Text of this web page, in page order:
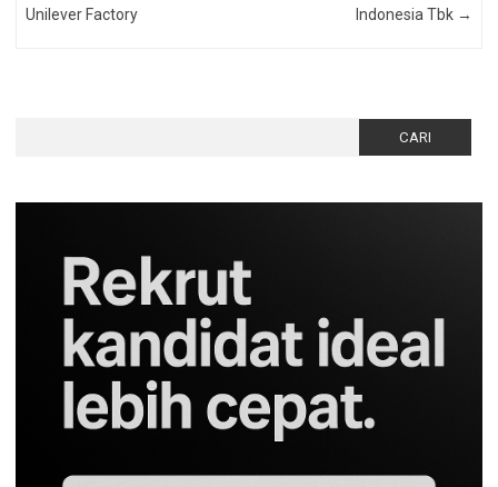
Unilever Factory
Indonesia Tbk →